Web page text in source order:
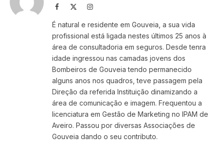
Facebook Instagram
É natural e residente em Gouveia, a sua vida
profissional está ligada nestes últimos 25 anos à
área de consultadoria em seguros. Desde tenra
idade ingressou nas camadas jovens dos
Bombeiros de Gouveia tendo permanecido
alguns anos nos quadros, teve passagem pela
Direção da referida Instituição dinamizando a
área de comunicação e imagem. Frequentou a
licenciatura em Gestão de Marketing no IPAM de
Aveiro. Passou por diversas Associações de
Gouveia dando o seu contributo.